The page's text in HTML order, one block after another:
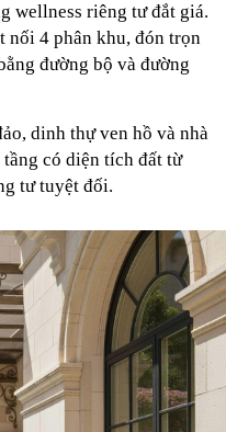
wellness riêng tư đắt giá.
nối 4 phân khu, đón trọn
đường bộ và đường
dinh thự ven hồ và nhà
có diện tích đất từ
tư tuyệt đối.